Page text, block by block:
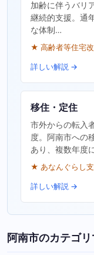
加齢に伴うバリ
継続的支援。通
な体制…
★ 高齢者等住宅
詳しい解説 →
移住・定住
市外からの転入
度。阿南市への
あり、複数年度
★ あなんぐらし
詳しい解説 →
阿南市のカテゴ